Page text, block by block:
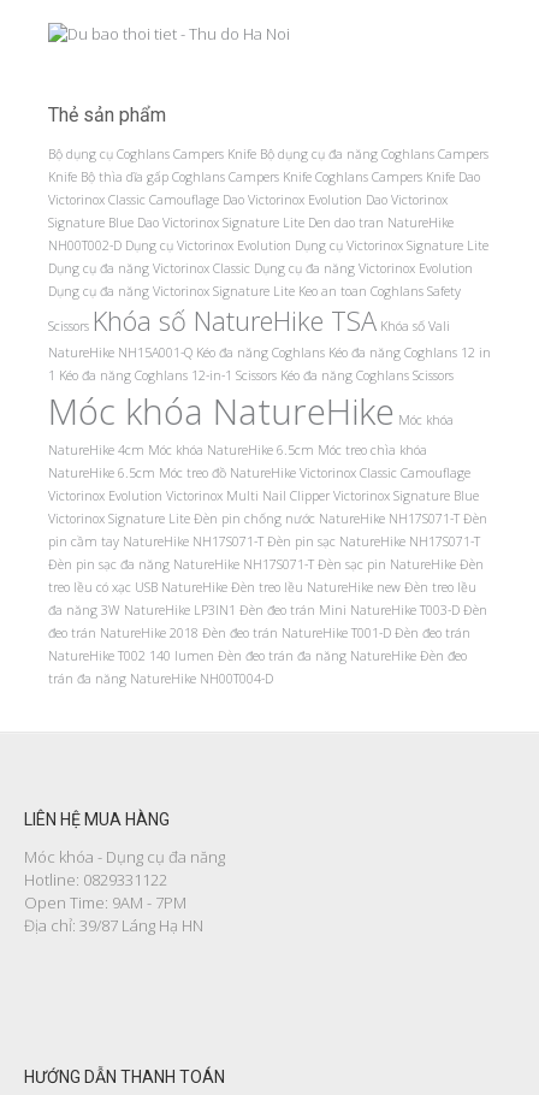
Thẻ sản phẩm
Bộ dụng cụ Coghlans Campers Knife Bộ dụng cụ đa năng Coghlans Campers
Knife Bộ thìa dĩa gấp Coghlans Campers Knife Coghlans Campers Knife Dao
Victorinox Classic Camouflage Dao Victorinox Evolution Dao Victorinox
Signature Blue Dao Victorinox Signature Lite Den dao tran NatureHike
NH00T002-D Dụng cụ Victorinox Evolution Dụng cụ Victorinox Signature Lite
Dụng cụ đa năng Victorinox Classic Dụng cụ đa năng Victorinox Evolution
Dụng cụ đa năng Victorinox Signature Lite Keo an toan Coghlans Safety
Scissors Khóa số NatureHike TSA Khóa số Vali
NatureHike NH15A001-Q Kéo đa năng Coghlans Kéo đa năng Coghlans 12 in
1 Kéo đa năng Coghlans 12-in-1 Scissors Kéo đa năng Coghlans Scissors
Móc khóa NatureHike Móc khóa
NatureHike 4cm Móc khóa NatureHike 6.5cm Móc treo chìa khóa
NatureHike 6.5cm Móc treo đồ NatureHike Victorinox Classic Camouflage
Victorinox Evolution Victorinox Multi Nail Clipper Victorinox Signature Blue
Victorinox Signature Lite Đèn pin chống nước NatureHike NH17S071-T Đèn
pin cầm tay NatureHike NH17S071-T Đèn pin sạc NatureHike NH17S071-T
Đèn pin sạc đa năng NatureHike NH17S071-T Đèn sạc pin NatureHike Đèn
treo lều có xạc USB NatureHike Đèn treo lều NatureHike new Đèn treo lều
đa năng 3W NatureHike LP3IN1 Đèn đeo trán Mini NatureHike T003-D Đèn
đeo trán NatureHike 2018 Đèn đeo trán NatureHike T001-D Đèn đeo trán
NatureHike T002 140 lumen Đèn đeo trán đa năng NatureHike Đèn đeo
trán đa năng NatureHike NH00T004-D
LIÊN HỆ MUA HÀNG
Móc khóa - Dụng cụ đa năng
Hotline: 0829331122
Open Time: 9AM - 7PM
Địa chỉ: 39/87 Láng Hạ HN
HƯỚNG DẪN THANH TOÁN